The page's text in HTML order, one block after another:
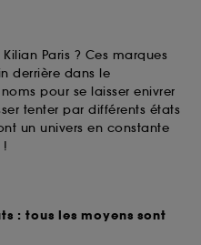
Paris ? Ces marques
derrière dans le
pour se laisser enivrer
tenter par différents états
un univers en constante
!
: tous les moyens sont